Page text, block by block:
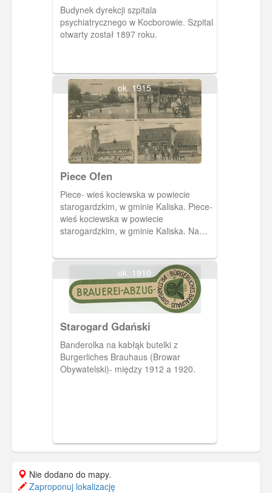
Budynek dyrekcji szpitala
psychiatrycznego w Kocborowie. Szpital
otwarty został 1897 roku.
ok. 1915
Piece Ofen
Piece- wieś kociewska w powiecie
starogardzkim, w gminie Kaliska. Piece-
wieś kociewska w powiecie
starogardzkim, w gminie Kaliska. Na
budynek gospody L. Lubatza. W części
dolnej, neobarokowy kościół w trakcie
budowy. Zaprojektował go architekt
Franz Kunst. Poświęcony został 3
sierpnia 1913 roku. Świątynia pod
wezwaniem Najświętszego Serca Pana
Jezusa jest siedzibą parafii. Na ostatnim
zdjęciu widzimy dom towarowy Johanna
Szczygelskiego.
ok. 1910
Starogard Gdański
Banderolka na kabłąk butelki z
Burgerliches Brauhaus (Browar
Obywatelski)- między 1912 a 1920.
Nie dodano do mapy.
Zaproponuj lokalizację